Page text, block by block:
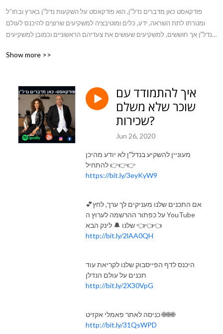
פודקאסט כאן מדברים נדל”ן, הוא פודקאסט על השקעות נדל”ן בארץ ובחו”ל
ומטרתו לתת השראה, ידע, כלים ומוטיבציה למשקיעים שרוצים להיכנס לעולם
הנדל”ן אך חוששים, למשקיעים שעושים את צעדיהם הראשוניים וכמובן למשקיעים
הנדל”ן, נדבר על עסקאות, שווקי נדל”ן, אסטרטגיות.אנחנו כאן כדי להעשיר את
Show more >>
איך להתמודד עם
שוכר שלא משלם
שכירות?
Jun 26, 2020
מעוניין להשקיע בנדל"ן לא יודע מהיכן
להתחיל 👉👉👉
https://bit.ly/3eyKyW9
💕אם התכנים שלנו מעניקים לך ערך, לחץ
על כפתור ההרשמה לערוץ ה YouTube
שלנו 🔔 לינק הבא 👈👈👈
http://bit.ly/2lAA0QH
היכנס לדף הפייסבוק שלנו לקריאת עוד
תכנים על עולם הנדלן
http://bit.ly/2X30VpG
כניסה לאתר פאמלי אקזיט 🌐🌐🌐
http://bit.ly/31QsWPD